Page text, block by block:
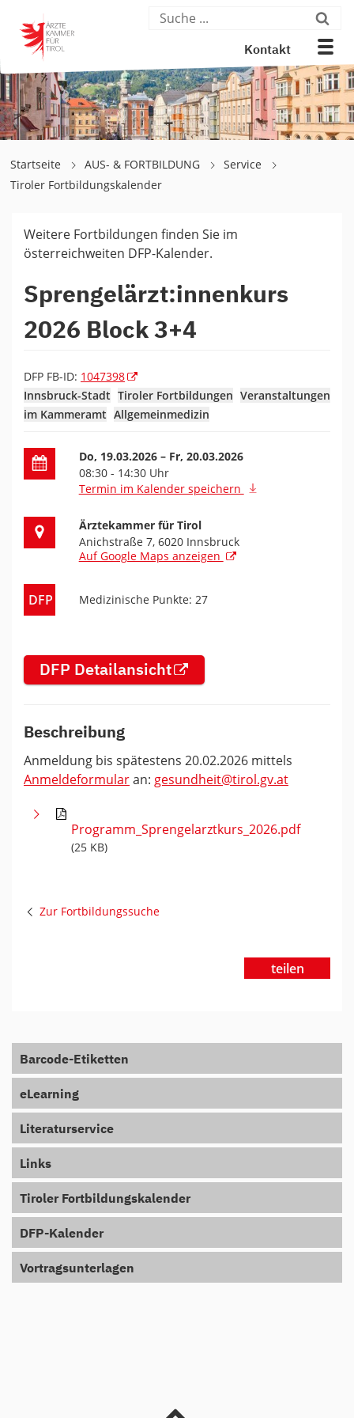
Kontakt
Startseite AUS- & FORTBILDUNG
Service
Tiroler Fortbildungskalender
Weitere Fortbildungen finden Sie im
österreichweiten DFP-Kalender.
Sprengelärzt:innenkurs
2026 Block 3+4
DFP FB-ID: 1047398
Innsbruck-Stadt Tiroler Fortbildungen Veranstaltungen
im Kammeramt Allgemeinmedizin
Datum der Fortbildung
Do, 19.03.2026 – Fr, 20.03.2026
08:30 - 14:30 Uhr
Termin im Kalender speichern
Ort der Fortbildung
Ärztekammer für Tirol
Anichstraße 7, 6020 Innsbruck
Auf Google Maps anzeigen
DFP Medizinische Punkte: 27
DFP Detailansicht
Beschreibung
Anmeldung bis spätestens 20.02.2026 mittels
Anmeldeformularan: gesundheit@tirol.gv.at
Programm_Sprengelarztkurs_2026.pdf
(25 KB)
Zur Fortbildungssuche
teilen
Barcode-Etiketten
eLearning
Literaturservice
Links
Tiroler Fortbildungskalender
DFP-Kalender
Vortragsunterlagen